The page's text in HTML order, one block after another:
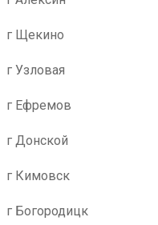
г Щекино
г Узловая
г Ефремов
г Донской
г Кимовск
г Богородицк